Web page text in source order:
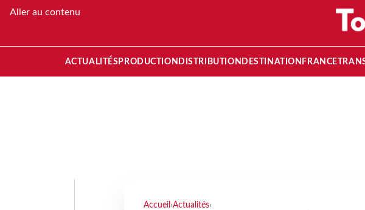
Aller au contenu
ACTUALITÉS PRODUCTION DISTRIBUTION DESTINATION FRANCE
Accueil ›Actualités›